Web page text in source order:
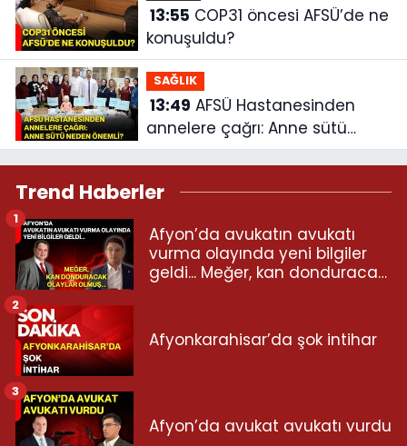
13:55
konuşuldu?
SAĞLIK
13:49
annelere çağrı: Anne sütü
neden önemli?
Trend Haberler
Afyon’da avukatın avukatı
vurma olayında yeni bilgiler
geldi... Meğer, kan donduracak
1
Afyonkarahisar’da şok intihar
2
Afyon’da avukat avukatı vurdu
3